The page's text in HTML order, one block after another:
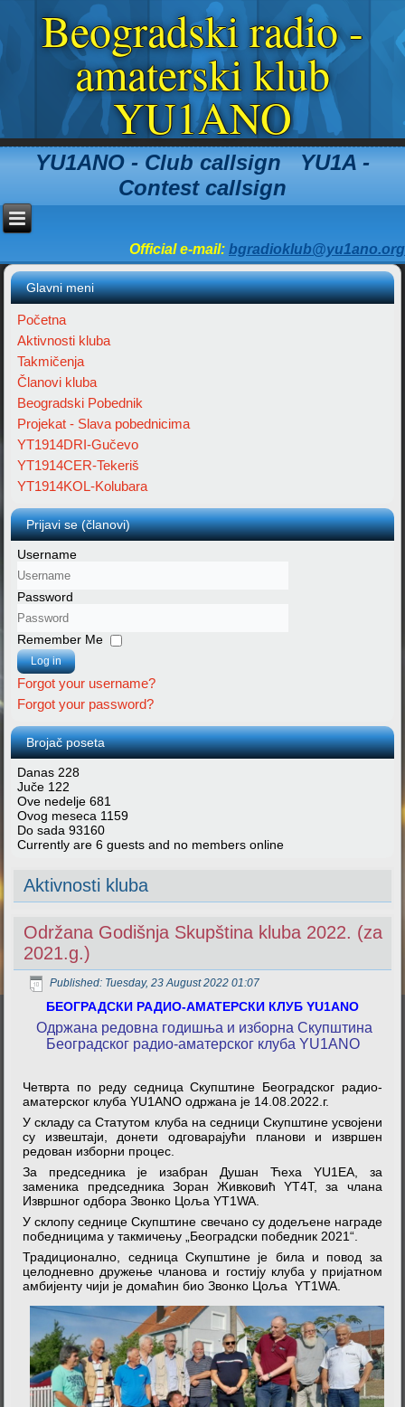
Beogradski radio -
amaterski klub
YU1ANO
YU1ANO - Club callsign YU1A -
Contest callsign
Official e-mail: bgradioklub@yu1ano.org
Glavni meni
Početna
Aktivnosti kluba
Takmičenja
Članovi kluba
Beogradski Pobednik
Projekat - Slava pobednicima
YT1914DRI-Gučevo
YT1914CER-Tekeriš
YT1914KOL-Kolubara
Prijavi se (članovi)
Username
Password
Remember Me
Log in
Forgot your username?
Forgot your password?
Brojač poseta
Danas 228
Juče 122
Ove nedelje681
Ovog meseca 1159
Do sada93160
Currently are 6 guests and no members online
Aktivnosti kluba
Održana Godišnja Skupština kluba 2022. (za
2021.g.)
Published: Tuesday, 23 August 2022 01:07
БЕОГРАДСКИ РАДИО-АМАТЕРСКИ КЛУБ YU1ANO
Одржана редовна годишња и изборна Скупштина
Београдског радио-аматерског клуба YU1ANO
Четврта по реду седница Скупштине Београдског радио-
аматерског клуба YU1ANO одржана је 14.08.2022.г.
У складу са Статутом клуба на седници Скупштине усвојени
су извештаји, донети одговарајући планови и извршен
редован изборни процес.
За председника је изабран Душан Ћеха YU1EA, за
заменика председника Зоран Живковић YT4T, за члана
Извршног одбора Звонко Цоља YT1WA.
У склопу седнице Скупштине свечано су додељене награде
победницима у такмичењу „Београдски победник 2021“.
Традиционално, седница Скупштине је била и повод за
целодневно дружење чланова и гостију клуба у пријатном
амбијенту чији је домаћин био Звонко Цоља YT1WA.